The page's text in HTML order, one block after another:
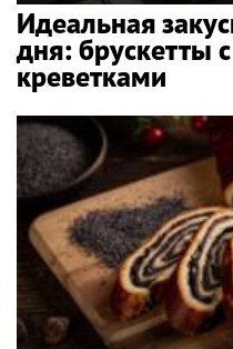
Идеальная
дня: брускетты
креветками